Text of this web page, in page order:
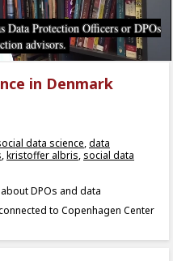
in Denmark
data science,data
,kristoffer albris, social data
DPOs and data
to Copenhagen Center